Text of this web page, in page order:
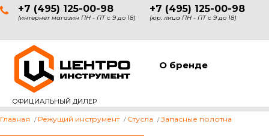
+7 (495) 125-00-98
(интернет магазин ПН - ПТ с 9 до 18)
+7 (495) 125-00-98
(юр. лица ПН - ПТ с 9 до 18)
ОФИЦИАЛЬНЫЙ ДИЛЕР
О бренде
Главная Режущий инструмент Стусла Запасные полотна